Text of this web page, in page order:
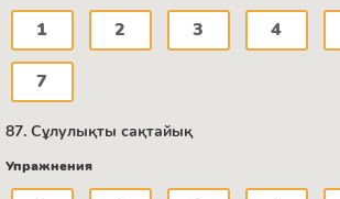
1 2 3 4
7
87. Сұлулықты сақтайық
Упражнения